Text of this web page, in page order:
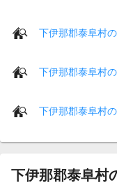
下伊那郡泰阜村
下伊那郡泰阜村
下伊那郡泰阜村
下伊那郡泰阜村